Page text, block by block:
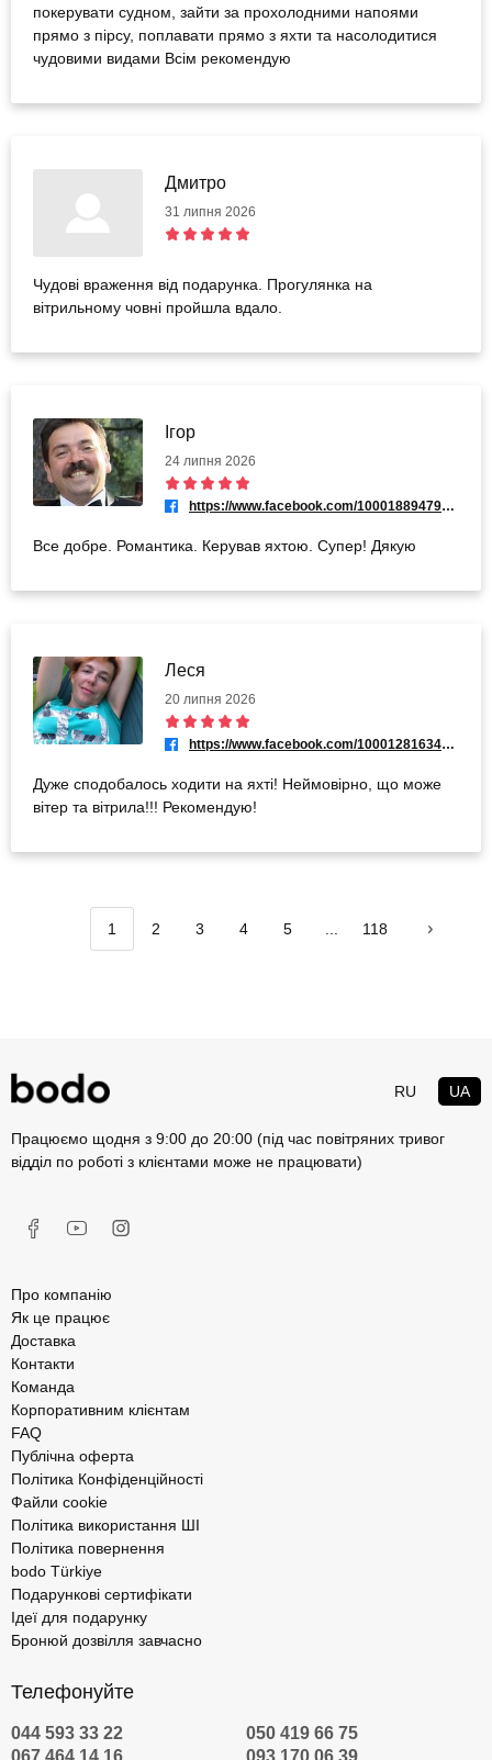
покерувати судном, зайти за прохолодними напоями
прямо з пірсу, поплавати прямо з яхти та насолодитися
чудовими видами Всім рекомендую
Дмитро
31 липня 2026
Чудові враження від подарунка. Прогулянка на
вітрильному човні пройшла вдало.
Ігор
24 липня 2026
https://www.facebook.com/100018894792430
Все добре. Романтика. Керував яхтою. Супер! Дякую
Леся
20 липня 2026
https://www.facebook.com/100012816344379
Дуже сподобалось ходити на яхті! Неймовірно, що може
вітер та вітрила!!! Рекомендую!
1 2 3 4 5 118
RU UA
Працюємо щодня з 9:00 до 20:00 (під час повітряних тривог
відділ по роботі з клієнтами може не працювати)
Про компанію
Як це працює
Доставка
Контакти
Команда
Корпоративним клієнтам
FAQ
Публічна оферта
Політика Конфіденційності
Файли cookie
Політика використання ШІ
Політика повернення
bodo Türkiye
Подарункові сертифікати
Ідеї для подарунку
Бронюй дозвілля завчасно
Телефонуйте
044 593 33 22
050 419 66 75
067 464 14 16
093 170 06 39